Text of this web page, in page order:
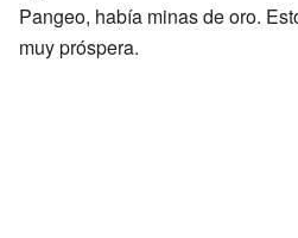
Pangeo, había minas de oro.
muy próspera.